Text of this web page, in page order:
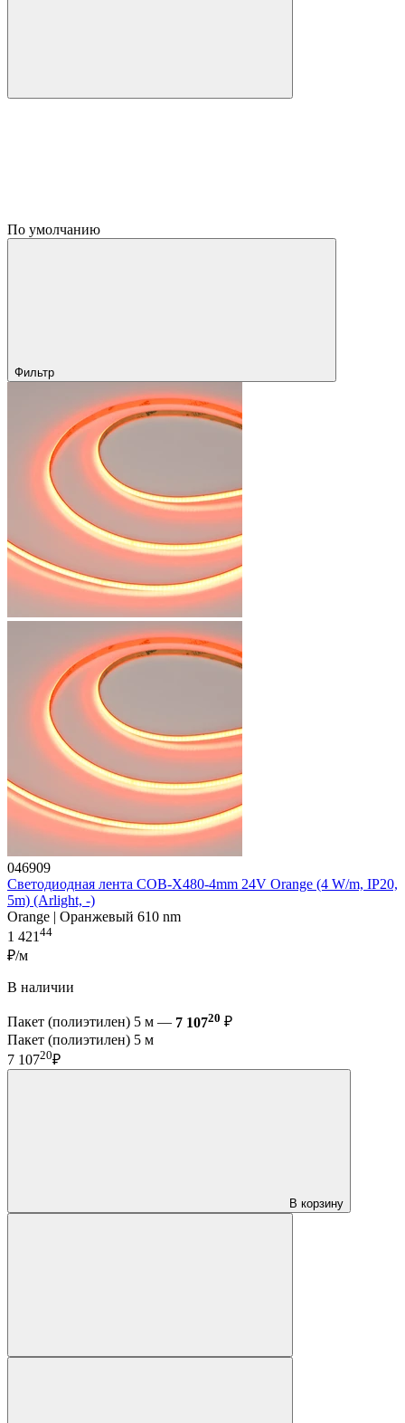
По умолчанию
Фильтр
046909
Светодиодная лента COB-X480-4mm 24V Orange (4 W/m, IP20,
5m) (Arlight, -)
Orange | Оранжевый 610 nm
1 421 44
₽/м
В наличии
Пакет (полиэтилен) 5 м — 7 10720 ₽
Пакет (полиэтилен) 5 м
7 10720₽
В корзину